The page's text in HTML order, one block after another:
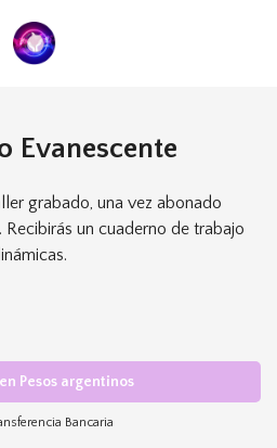
Evanescente
grabado, una vez abonado
un cuaderno de trabajo
Pesos argentinos
Bancaria